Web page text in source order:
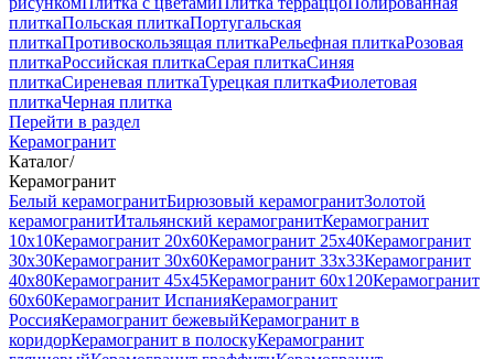
плиткаПольская плиткаПортугальская
плиткаПротивоскользящая плиткаРельефная плиткаРозовая
плиткаРоссийская плиткаСерая плиткаСиняя
плиткаСиреневая плиткаТурецкая плиткаФиолетовая
плиткаЧерная плитка
Перейти в раздел
Керамогранит
Каталог/
Керамогранит
Белый керамогранитБирюзовый керамогранитЗолотой
керамогранитИтальянский керамогранитКерамогранит
10x10Керамогранит 20x60Керамогранит 25x40Керамогранит
30x30Керамогранит 30x60Керамогранит 33x33Керамогранит
40x80Керамогранит 45x45Керамогранит 60x120Керамогранит
60x60Керамогранит ИспанияКерамогранит
РоссияКерамогранит бежевыйКерамогранит в
коридорКерамогранит в полоскуКерамогранит